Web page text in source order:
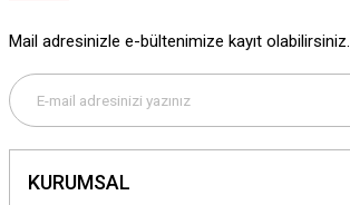
Mail adresinizle e-bültenimize kayıt olabilirsiniz.
KURUMSAL